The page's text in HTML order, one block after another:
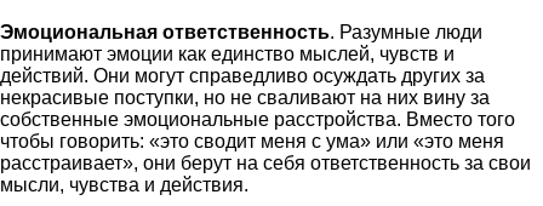
Эмоциональная ответственность. Разумные люди
принимают эмоции как единство мыслей, чувств и
действий. Они могут справедливо осуждать других за
некрасивые поступки, но не сваливают на них вину за
собственные эмоциональные расстройства. Вместо того
чтобы говорить: «это сводит меня с ума» или «это меня
расстраивает», они берут на себя ответственность за свои
мысли, чувства и действия.